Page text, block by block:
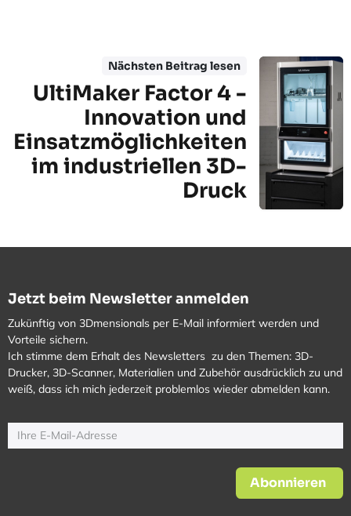
Nächsten Beitrag lesen
UltiMaker Factor 4 -
Innovation und
Einsatzmöglichkeiten
im industriellen 3D-
Druck
Jetzt beim Newsletter anmelden
Zukünftig von 3Dmensionals per E-Mail informiert werden und
Vorteile sichern.
Ich stimme dem Erhalt des Newsletters zu den Themen: 3D-
Drucker, 3D-Scanner, Materialien und Zubehör ausdrücklich zu und
weiß, dass ich mich jederzeit problemlos wieder abmelden kann.
Abonnieren